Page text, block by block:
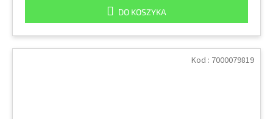
DO KOSZYKA
Kod : 7000079819